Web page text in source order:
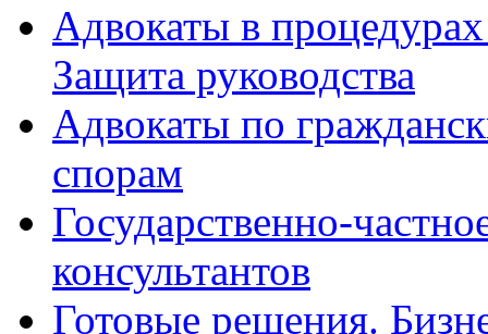
Адвокаты в
Защита руководства
Адвокаты по
спорам
Государственно-
консультантов
Готовые решения.